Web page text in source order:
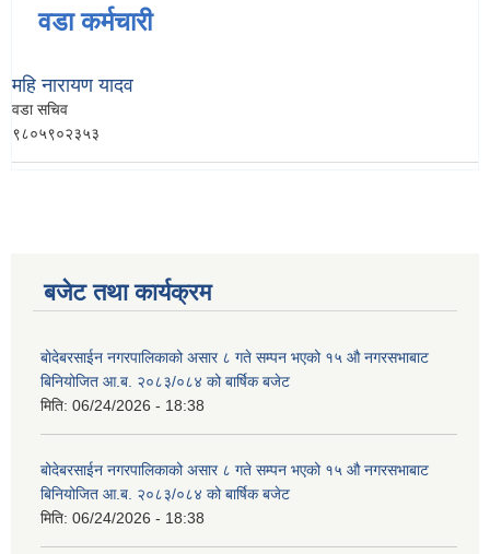
वडा कर्मचारी
महि नारायण यादव
वडा सचिव
९८०५९०२३५३
बजेट तथा कार्यक्रम
बोदेबरसाईन नगरपालिकाको असार ८ गते सम्पन भएको १५ ‍‍‍औ नगरसभाबाट
बिनियोजित आ.ब. २०८३/०८४ को बार्षिक बजेट
मिति: 06/24/2026 - 18:38
बोदेबरसाईन नगरपालिकाको असार ८ गते सम्पन भएको १५ ‍‍‍औ नगरसभाबाट
बिनियोजित आ.ब. २०८३/०८४ को बार्षिक बजेट
मिति: 06/24/2026 - 18:38